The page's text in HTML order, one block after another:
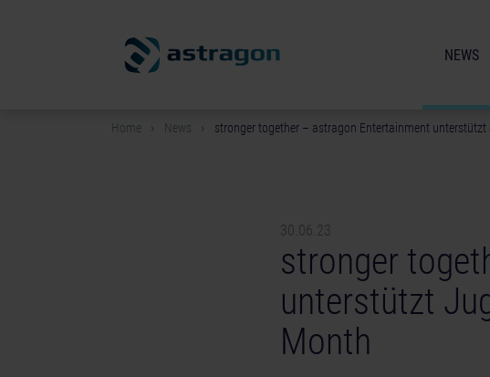
NEWS
Home News stronger together – astragon Entertainment
30.06.23
stronger
unterstützt
Month